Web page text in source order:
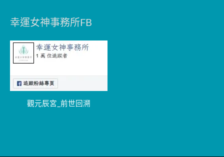
幸運女神事務所FB
觀元辰宮_前世回溯